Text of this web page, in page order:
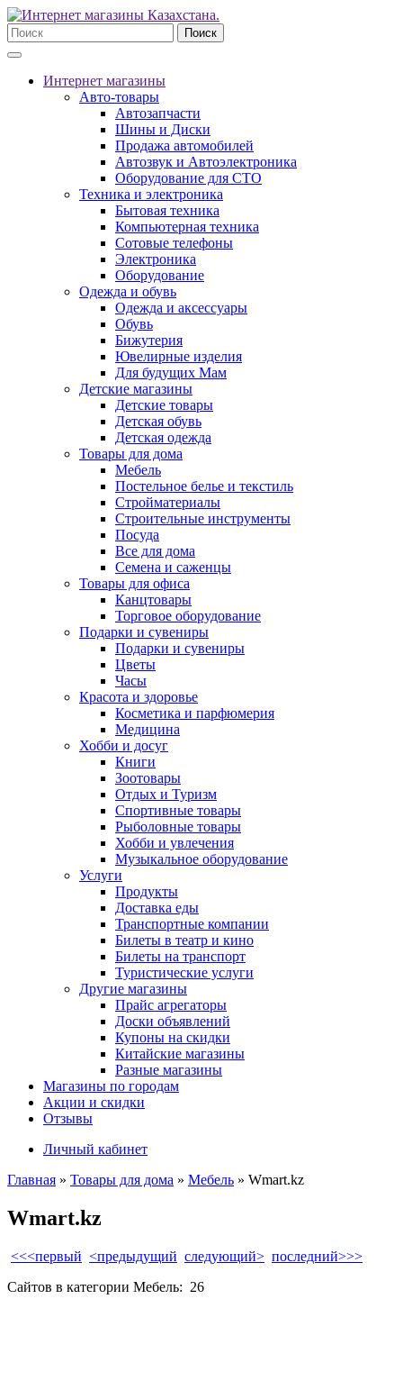
Поиск
Интернет магазины
Авто-товары
Автозапчасти
Шины и Диски
Продажа автомобилей
Автозвук и Автоэлектроника
Оборудование для СТО
Техника и электроника
Бытовая техника
Компьютерная техника
Сотовые телефоны
Электроника
Оборудование
Одежда и обувь
Одежда и аксессуары
Обувь
Бижутерия
Ювелирные изделия
Для будущих Мам
Детские магазины
Детские товары
Детская обувь
Детская одежда
Товары для дома
Мебель
Постельное белье и текстиль
Стройматериалы
Строительные инструменты
Посуда
Все для дома
Семена и саженцы
Товары для офиса
Канцтовары
Торговое оборудование
Подарки и сувениры
Подарки и сувениры
Цветы
Часы
Красота и здоровье
Косметика и парфюмерия
Медицина
Хобби и досуг
Книги
Зоотовары
Отдых и Туризм
Спортивные товары
Рыболовные товары
Хобби и увлечения
Музыкальное оборудование
Услуги
Продукты
Доставка еды
Транспортные компании
Билеты в театр и кино
Билеты на транспорт
Туристические услуги
Другие магазины
Прайс агрегаторы
Доски объявлений
Купоны на скидки
Китайские магазины
Разные магазины
Магазины по городам
Акции и скидки
Отзывы
Личный кабинет
Главная » Товары для дома » Мебель » Wmart.kz
Wmart.kz
<<<первый <предыдущий следующий> последний>>>
Сайтов в категории Мебель: 26